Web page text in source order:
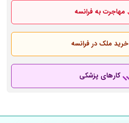
مهاجرت به فرانسه
خرید ملک در فرانسه
کارهای پزشکی